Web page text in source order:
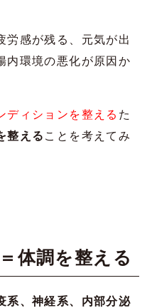
労感が残る、元気が出
内環境の悪化が原因か
ディションを整える た
整える ことを考えてみ
体調を整える
系、神経系、内部分泌